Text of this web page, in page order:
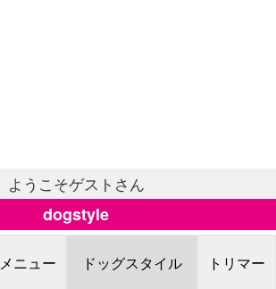
ようこそゲストさん
dogstyle
メニュー ドッグスタイル トリマー